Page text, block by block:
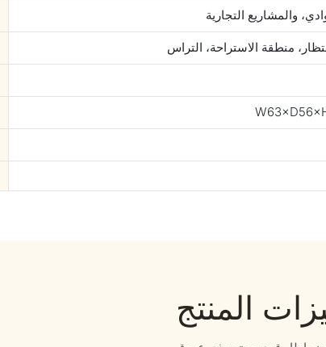
والمشاريع التجارية
منطقة الاستراحة، التراس
المنتج